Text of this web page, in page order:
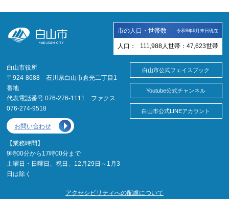
市の人口・世帯数 令和8年6月末日現在
人口： 111,988 人 世帯： 47,623世帯
白山市役所
〒924-8688 石川県白山市倉光二丁目1
番地
代表電話番号 076-276-1111 ファクス
076-274-9518
お問い合わせ
【業務時間】
9時00分から17時00分まで
土曜日・日曜日、祝日、12月29日～1月3
日は除く
白山市公式フェイスブック
Youtube公式チャンネル
白山市公式LINEアカウント
アクセシビリティへの配慮について